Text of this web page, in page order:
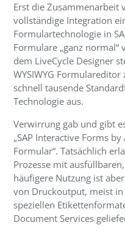
Erst die Zusammenarbeit
vollständige Integration
Formulartechnologie in
Formulare „ganz
dem LiveCycle Designer
WYSIWYG
schnell tausende
Technologie aus.
Verwirrung gab und gibt
„SAP Interactive Forms by
Formular“. Tatsächlich
Prozesse mit
häufigere Nutzung ist
von Druckoutput, meist in
speziellen
Document Services